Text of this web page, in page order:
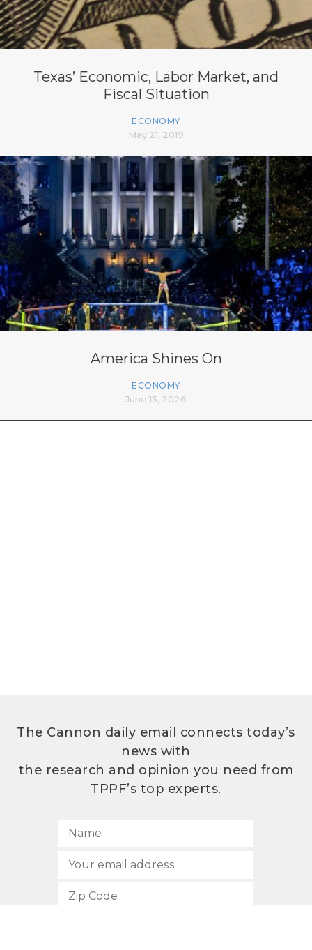
Texas’ Economic, Labor Market, and
Fiscal Situation
ECONOMY
May 21, 2019
America Shines On
ECONOMY
June 15, 2026
The Cannon daily email connects today’s
news with
the research and opinion you need from
TPPF’s top experts.